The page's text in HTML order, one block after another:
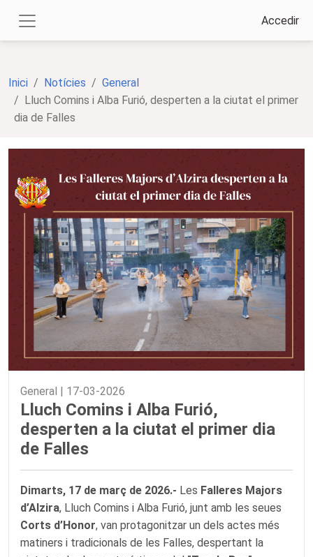
Accedir
Inici Notícies
General
Lluch Comins i Alba Furió, desperten a la ciutat el primer
dia de Falles
General | 17-03-2026
Lluch Comins i Alba Furió,
desperten a la ciutat el primer dia
de Falles
Dimarts, 17 de març de 2026.- Les Falleres Majors
d’Alzira, Lluch Comins i Alba Furió, junt amb les seues
Corts d’Honor, van protagonitzar un dels actes més
matiners i tradicionals de les Falles, despertant la